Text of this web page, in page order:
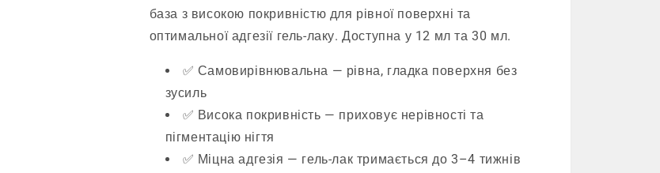
база з високою покривністю для рівної поверхні та
оптимальної адгезії гель-лаку. Доступна у 12 мл та 30 мл.
✅ Самовирівнювальна — рівна, гладка поверхня без
зусиль
✅ Висока покривність — приховує нерівності та
пігментацію нігтя
✅ Міцна адгезія — гель-лак тримається до 3–4 тижнів